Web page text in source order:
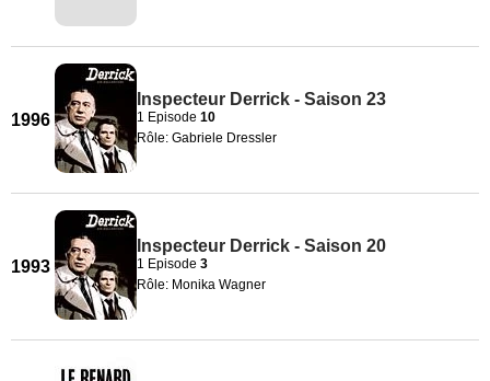
1996
Inspecteur Derrick - Saison 23
1 Episode 10
Rôle: Gabriele Dressler
1993
Inspecteur Derrick - Saison 20
1 Episode 3
Rôle: Monika Wagner